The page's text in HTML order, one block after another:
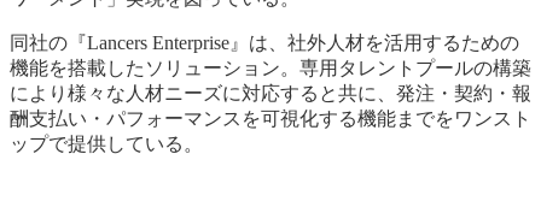
同社の『Lancers Enterprise』は、社外人材を活用するための
機能を搭載したソリューション。専用タレントプールの構築
により様々な人材ニーズに対応すると共に、発注・契約・報
酬支払い・パフォーマンスを可視化する機能までをワンスト
ップで提供している。